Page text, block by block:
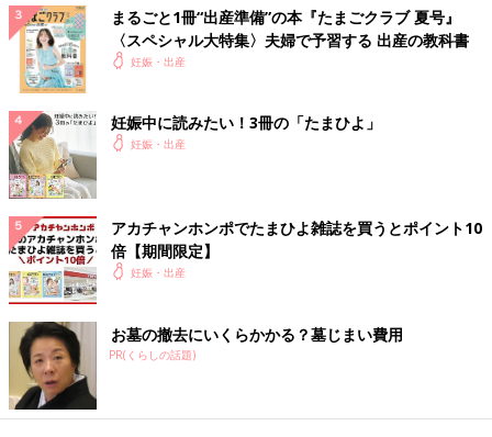
まるごと1冊“出産準備”の本『たまごクラブ 夏号』
〈スペシャル大特集〉夫婦で予習する 出産の教科書
妊娠・出産
妊娠中に読みたい！3冊の「たまひよ」
妊娠・出産
アカチャンホンポでたまひよ雑誌を買うとポイント10
倍【期間限定】
妊娠・出産
お墓の撤去にいくらかかる？墓じまい費用
PR(くらしの話題)